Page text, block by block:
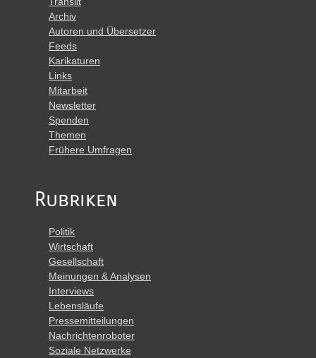
Archiv
Autoren und Übersetzer
Feeds
Karikaturen
Links
Mitarbeit
Newsletter
Spenden
Themen
Frühere Umfragen
Rubriken
Politik
Wirtschaft
Gesellschaft
Meinungen & Analysen
Interviews
Lebensläufe
Pressemitteilungen
Nachrichtenroboter
Soziale Netzwerke